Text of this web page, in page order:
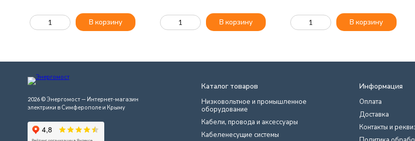
В корзину В корзину В корзину
2026 © Энергомост — Интернет-магазин
электрики в Симферополе и Крыму
Каталог товаров
Низковольтное и промышленное
оборудование
Кабели, провода и аксессуары
Кабеленесущие системы
Информация
Оплата
Доставка
Контакты и